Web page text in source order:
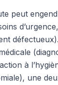
peut
à
une